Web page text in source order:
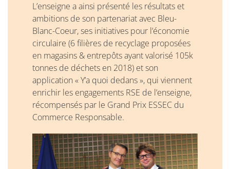
L’enseigne a ainsi présenté les résultats et
ambitions de son partenariat avec Bleu-
Blanc-Coeur, ses initiatives pour l’économie
circulaire (6 filières de recyclage proposées
en magasins & entrepôts ayant valorisé 105k
tonnes de déchets en 2018) et son
application « Y’a quoi dedans », qui viennent
enrichir les engagements RSE de l’enseigne,
récompensés par le Grand Prix ESSEC du
Commerce Responsable.